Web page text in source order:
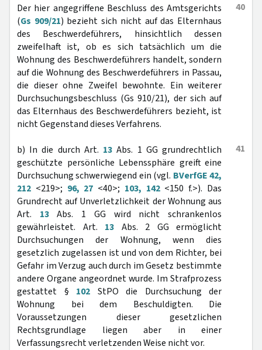
40
Der hier angegriffene Beschluss des Amtsgerichts
(Gs 909/21) bezieht sich nicht auf das Elternhaus
des Beschwerdeführers, hinsichtlich dessen
zweifelhaft ist, ob es sich tatsächlich um die
Wohnung des Beschwerdeführers handelt, sondern
auf die Wohnung des Beschwerdeführers in Passau,
die dieser ohne Zweifel bewohnte. Ein weiterer
Durchsuchungsbeschluss (Gs 910/21), der sich auf
das Elternhaus des Beschwerdeführers bezieht, ist
nicht Gegenstand dieses Verfahrens.
41
b) In die durch Art. 13 Abs. 1 GG grundrechtlich
geschützte persönliche Lebenssphäre greift eine
Durchsuchung schwerwiegend ein (vgl. BVerfGE 42,
212 <219>; 96, 27 <40>; 103, 142<150 f.>). Das
Grundrecht auf Unverletzlichkeit der Wohnung aus
Art. 13Abs. 1 GG wird nicht schrankenlos
gewährleistet. Art. 13 Abs. 2 GG ermöglicht
Durchsuchungen der Wohnung, wenn dies
gesetzlich zugelassen ist und von dem Richter, bei
Gefahr im Verzug auch durch im Gesetz bestimmte
andere Organe angeordnet wurde. Im Strafprozess
gestattet § 102 StPO die Durchsuchung der
Wohnung bei dem Beschuldigten. Die
Voraussetzungen dieser gesetzlichen
Rechtsgrundlage liegen aber in einer
Verfassungsrecht verletzenden Weise nicht vor.